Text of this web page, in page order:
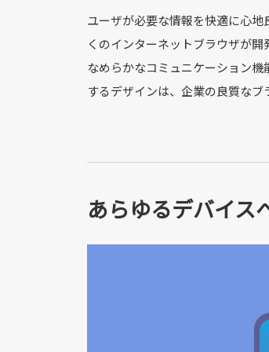
ユーザが必要な情報を快適に心
くのインターネットブラウザが
なめらかなコミュニケーション
するデザインは、企業の良質なブ
あらゆるデバイス